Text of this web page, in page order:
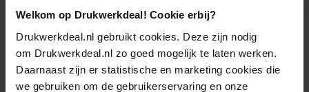
Welkom op Drukwerkdeal! Cookie erbij?
Drukwerkdeal.nl gebruikt cookies. Deze zijn nodig
om Drukwerkdeal.nl zo goed mogelijk te laten werken.
Daarnaast zijn er statistische en marketing cookies die
we gebruiken om de gebruikerservaring en onze